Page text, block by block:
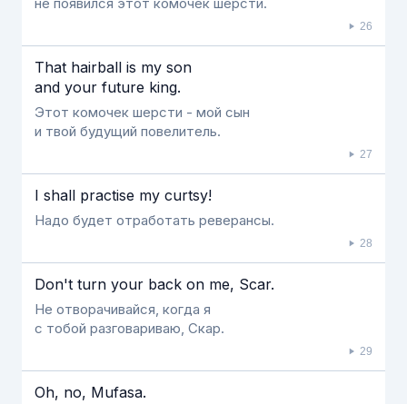
26
That hairball is my son
and your future king.
Этот комочек шерсти - мой сын
и твой будущий повелитель.
27
Ι shall practise my curtsy!
Надо будет отработать реверансы.
28
Don't turn your back on me, Scar.
Не отворачивайся, когда я
с тобой разговариваю, Скар.
29
Oh, no, Mufasa.